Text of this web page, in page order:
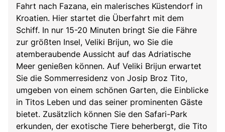
Fahrt nach Fazana, ein malerisches Küstendorf in
Kroatien. Hier startet die Überfahrt mit dem
Schiff. In nur 15-20 Minuten bringt Sie die Fähre
zur größten Insel, Veliki Brijun, wo Sie die
atemberaubende Aussicht auf das Adriatische
Meer genießen können. Auf Veliki Brijun erwartet
Sie die Sommerresidenz von Josip Broz Tito,
umgeben von einem schönen Garten, die Einblicke
in Titos Leben und das seiner prominenten Gäste
bietet. Zusätzlich können Sie den Safari-Park
erkunden, der exotische Tiere beherbergt, die Tito